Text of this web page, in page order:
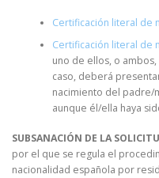
Certificación literal de
Certificación literal de
uno de ellos, o
caso, deberá
nacimiento del padre/
aunque él/ella haya
SUBSANACIÓN DE LA
por el que se regula el
nacionalidad española por